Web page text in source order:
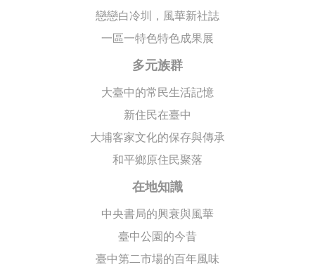
戀戀白冷圳，風華新社誌
一區一特色特色成果展
多元族群
大臺中的常民生活記憶
新住民在臺中
大埔客家文化的保存與傳承
和平鄉原住民聚落
在地知識
中央書局的興衰與風華
臺中公園的今昔
臺中第二市場的百年風味